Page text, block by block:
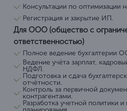
Консультации по оптимизации
Регистрация и закрытие ИП.
Для ООО (общество с
ответственностью)
Полное ведение бухгалтерии
Ведение учёта зарплат,
НДФЛ.
Подготовка и сдача
отчётности.
Контроль за первичной
контрагентами.
Разработка учетной политики и